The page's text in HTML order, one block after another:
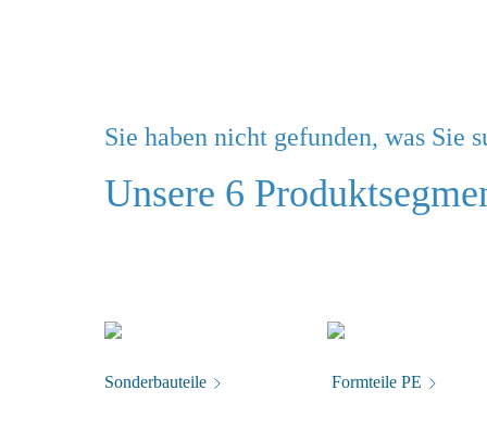
Sie haben nicht gefunden, was Sie
Unsere 6
Sonderbauteile Formteile PE